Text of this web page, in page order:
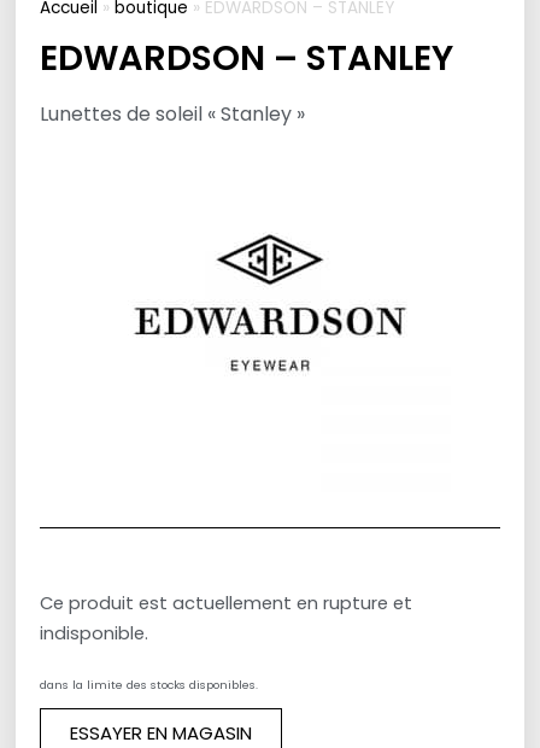
Accueil »boutique » EDWARDSON – STANLEY
EDWARDSON – STANLEY
Lunettes de soleil « Stanley »
Ce produit est actuellement en rupture et
indisponible.
dans la limite des stocks disponibles.
ESSAYER EN MAGASIN